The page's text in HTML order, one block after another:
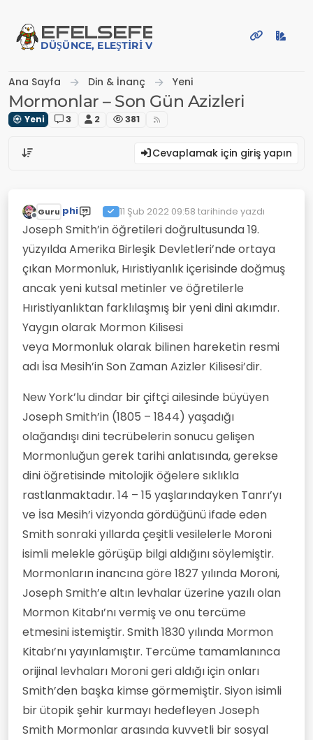
EFELSEFE
DÜŞÜNCE, ELEŞTIRI VE PAYLAŞIM PLATFORMU
Ana Sayfa Din & İnanç Yeni
Mormonlar – Son Gün Azizleri
Yeni 3 2 381
Cevaplamak için giriş yapın
Çevrimdışı
Guru phi 11 Şub 2022 09:58 tarihinde yazdı
Son düzenleyen:
Joseph Smith’in öğretileri doğrultusunda 19.
yüzyılda Amerika Birleşik Devletleri’nde ortaya
çıkan Mormonluk, Hıristiyanlık içerisinde doğmuş
ancak yeni kutsal metinler ve öğretilerle
Hıristiyanlıktan farklılaşmış bir yeni dini akımdır.
Yaygın olarak Mormon Kilisesi
veya Mormonluk olarak bilinen hareketin resmi
adı İsa Mesih’in Son Zaman Azizler Kilisesi’dir.
New York’lu dindar bir çiftçi ailesinde büyüyen
Joseph Smith’in (1805 – 1844) yaşadığı
olağandışı dini tecrübelerin sonucu gelişen
Mormonluğun gerek tarihi anlatısında, gerekse
dini öğretisinde mitolojik öğelere sıklıkla
rastlanmaktadır. 14 – 15 yaşlarındayken Tanrı’yı
ve İsa Mesih’i vizyonda gördüğünü ifade eden
Smith sonraki yıllarda çeşitli vesilelerle Moroni
isimli melekle görüşüp bilgi aldığını söylemiştir.
Mormonların inancına göre 1827 yılında Moroni,
Joseph Smith’e altın levhalar üzerine yazılı olan
Mormon Kitabı’nı vermiş ve onu tercüme
etmesini istemiştir. Smith 1830 yılında Mormon
Kitabı’nı yayınlamıştır. Tercüme tamamlanınca
orijinal levhaları Moroni geri aldığı için onları
Smith’den başka kimse görmemiştir. Siyon isimli
bir ütopik şehir kurmayı hedefleyen Joseph
Smith Mormonlar arasında kuvvetli bir sosyal